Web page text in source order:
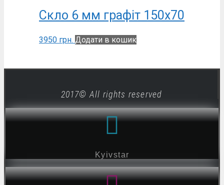
Скло 6 мм графіт 150х70
3950 грн. Додати в кошик
2017© All rights reserved
Kyivstar